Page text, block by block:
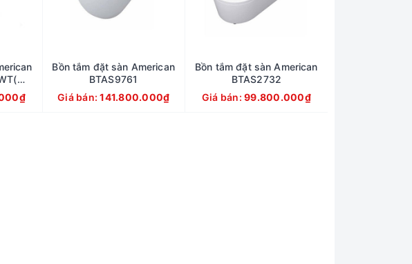
Bồn tắm đặt sàn American
BTAS9761
Giá bán:141.800.000₫
Bồn tắm đặt sàn American
BTAS2732
Giá bán:99.800.000₫